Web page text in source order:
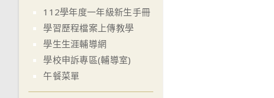
112學年度一年級新生手冊
學習歷程檔案上傳教學
學生生涯輔導網
學校申訴專區(輔導室)
午餐菜單